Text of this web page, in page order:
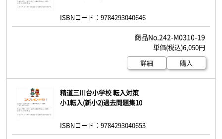
ISBNコード：9784293040646
242-M0310-19
6,050円
詳細
購入
精道三川台小学校 転入対策
小1転入(新小2)過去問題集10
ISBNコード：9784293040653